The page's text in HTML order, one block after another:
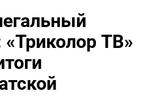
«Триколор ТВ»